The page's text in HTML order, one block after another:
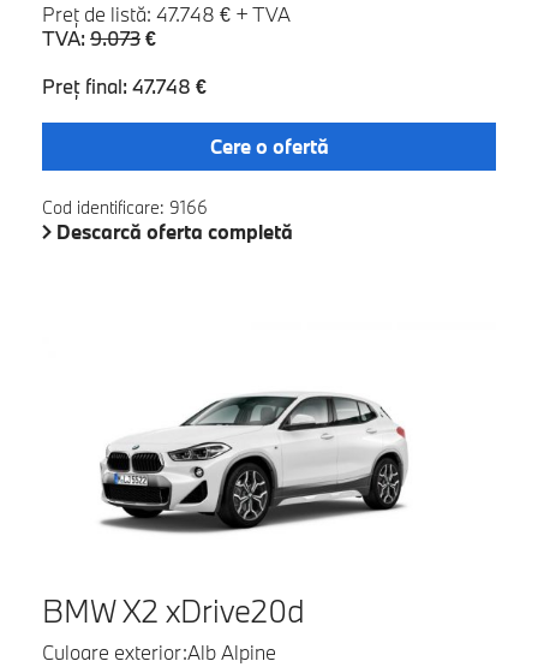
Preţ de listă: 47.748 € + TVA
TVA: 9.073€
Preţ final: 47.748 €
Cere o ofertă
Cod identificare: 9166
Descarcă oferta completă
BMW X2 xDrive20d
Culoare exterior:Alb Alpine